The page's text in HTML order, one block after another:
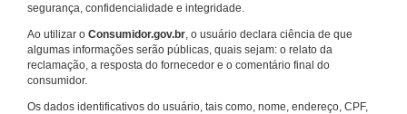
segurança, confidencialidade e integridade.
Ao utilizar o Consumidor.gov.br , o usuário declara ciência de que
algumas informações serão públicas, quais sejam: o relato da
reclamação, a resposta do fornecedor e o comentário final do
consumidor.
Os dados identificativos do usuário, tais como, nome, endereço, CPF,